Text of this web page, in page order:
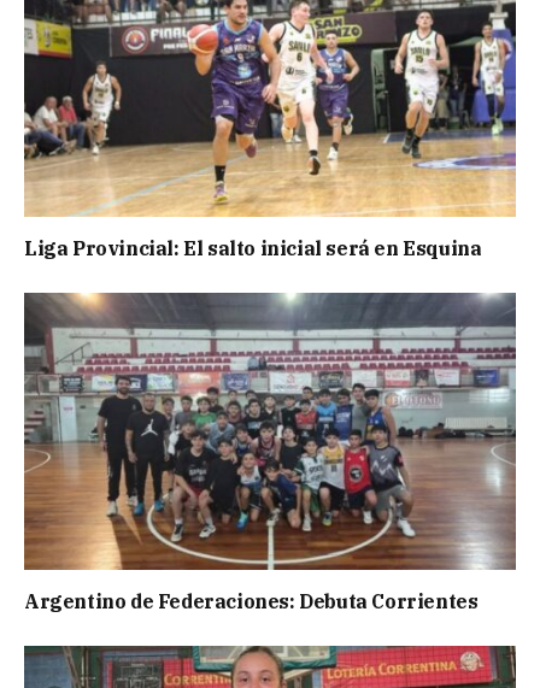
Liga Provincial: El salto inicial será en Esquina
Argentino de Federaciones: Debuta Corrientes